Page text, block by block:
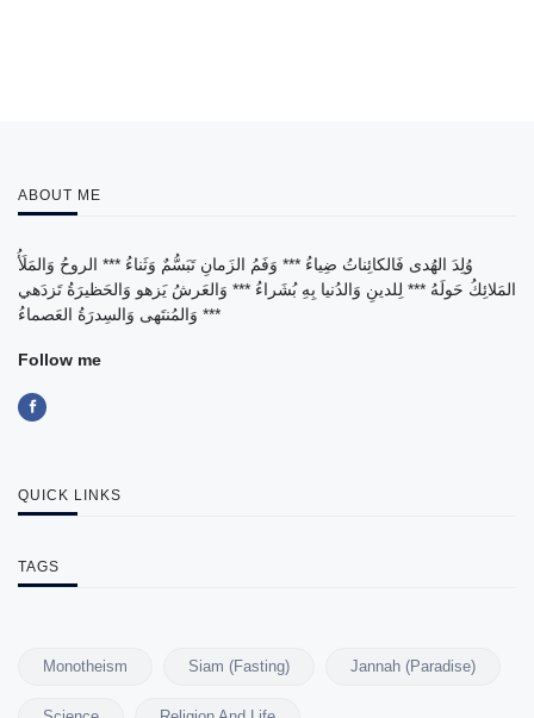
ABOUT ME
وُلِدَ الهُدى فَالكائِناتُ ضِياءُ *** وَفَمُ الزَمانِ تَبَسُّمٌ وَثَناءُ *** الروحُ وَالمَلَأُ
المَلائِكُ حَولَهُ *** لِلدينِ وَالدُنيا بِهِ بُشَراءُ *** وَالعَرشُ يَزهو وَالحَظيرَةُ تَزدَهي
*** وَالمُنتَهى وَالسِدرَةُ العَصماءُ
Follow me
QUICK LINKS
TAGS
Monotheism Siam (Fasting) Jannah (Paradise)